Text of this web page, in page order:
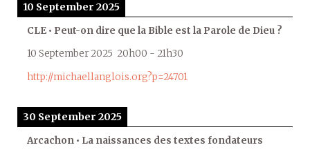
10 September 2025
CLE • Peut-on dire que la Bible est la Parole de Dieu ?
10 September 2025 20h00 - 21h30
http://michaellanglois.org?p=24701
30 September 2025
Arcachon • La naissances des textes fondateurs